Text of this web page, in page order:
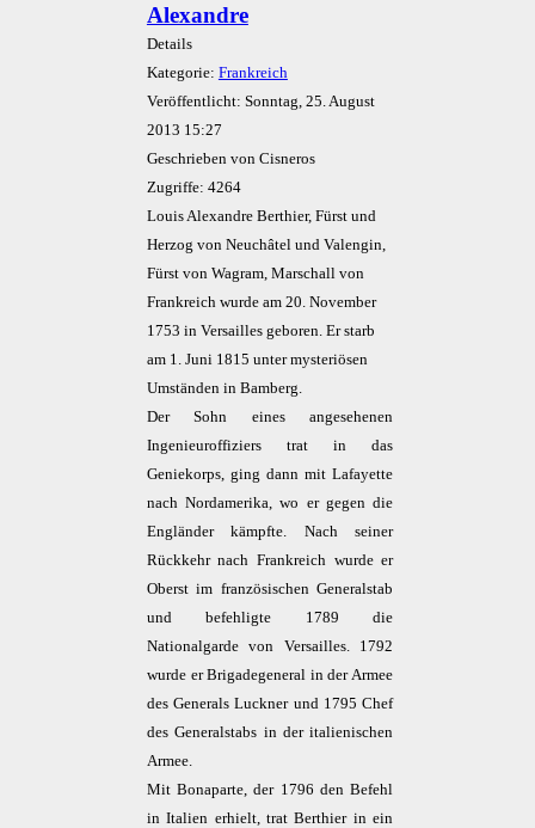
Alexandre
Details
Kategorie: Frankreich
Veröffentlicht: Sonntag, 25. August
2013 15:27
Geschrieben von Cisneros
Zugriffe: 4264
Louis Alexandre Berthier, Fürst und
Herzog von Neuchâtel und Valengin,
Fürst von Wagram, Marschall von
Frankreich wurde am 20. November
1753 in Versailles geboren. Er starb
am 1. Juni 1815 unter mysteriösen
Umständen in Bamberg.
Der Sohn eines angesehenen
Ingenieuroffiziers trat in das
Geniekorps, ging dann mit Lafayette
nach Nordamerika, wo er gegen die
Engländer kämpfte. Nach seiner
Rückkehr nach Frankreich wurde er
Oberst im französischen Generalstab
und befehligte 1789 die
Nationalgarde von Versailles. 1792
wurde er Brigadegeneral in der Armee
des Generals Luckner und 1795 Chef
des Generalstabs in der italienischen
Armee.
Mit Bonaparte, der 1796 den Befehl
in Italien erhielt, trat Berthier in ein